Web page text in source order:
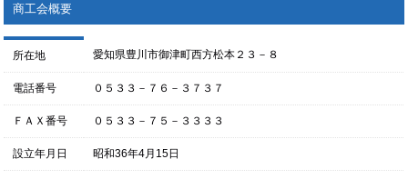
商工会概要
所在地 愛知県豊川市御津町西方松本２３－８
電話番号 ０５３３－７６－３７３７
ＦＡＸ番号 ０５３３－７５－３３３３
設立年月日 昭和36年4月15日